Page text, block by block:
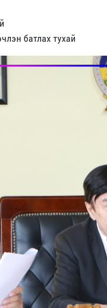
батлах тухай